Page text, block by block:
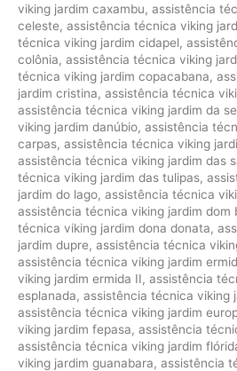
viking jardim caxambu, assistência
celeste, assistência técnica viking
técnica viking jardim cidapel,
colônia, assistência técnica viking
técnica viking jardim copacabana,
jardim cristina, assistência técnica
assistência técnica viking jardim da
viking jardim danúbio, assistência
carpas, assistência técnica viking
assistência técnica viking jardim das
técnica viking jardim das tulipas,
jardim do lago, assistência técnica
assistência técnica viking jardim dom
técnica viking jardim dona donata,
jardim dupre, assistência técnica
assistência técnica viking jardim
viking jardim ermida II, assistência
esplanada, assistência técnica viking
assistência técnica viking jardim
viking jardim fepasa, assistência
assistência técnica viking jardim
viking jardim guanabara, assistência